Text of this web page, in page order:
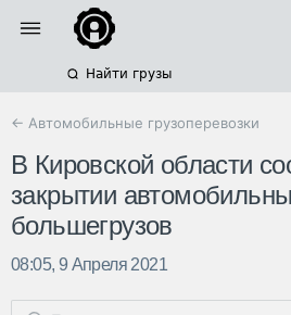
Найти грузы
← Автомобильные грузоперевозки
В Кировской области
закрытии
большегрузов
08:05, 9 Апреля 2021